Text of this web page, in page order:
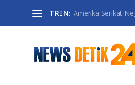
TREN: Amerika Serikat